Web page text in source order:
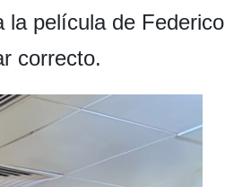
película de Federico
correcto.